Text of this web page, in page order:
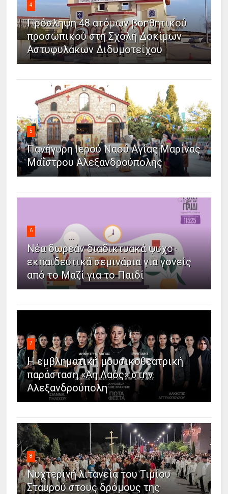
4
Πρόσληψη 48 ατόμων βοηθητικού
προσωπικού στη Σχολή Δοκίμων
Αστυφυλάκων Διδυμοτείχου
5
Πανήγυρη Ιερού Ναού Αγίας Μαρίνας
Μαΐστρου Αλεξανδρούπολης
6
Νέα δωρεάν διαδικτυακά ψυχο-
εκπαιδευτικά σεμινάρια για γονείς
από το Μαζί για το Παιδί
7
Η εμβληματική μουσικοθεατρική
παράσταση «Άη Λαός» στην
Αλεξανδρούπολη
8
Νυχτερινή λιτανεία του Τιμίου
Σταυρού στους δρόμους της